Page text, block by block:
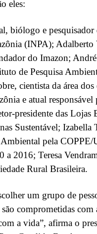
eles:
biólogo e
(INPA); Adalberto
do Imazon;
de Pesquisa
cientista da área dos
e atual
presidente das Lojas
Sustentável;
Ambiental pela
a 2016; Teresa
Rural Brasileira.
um grupo de
comprometidas com
a vida”, afirma o